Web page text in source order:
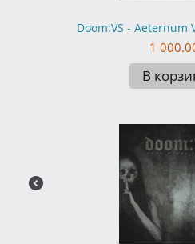
Doom:VS - Aeternum
1
В